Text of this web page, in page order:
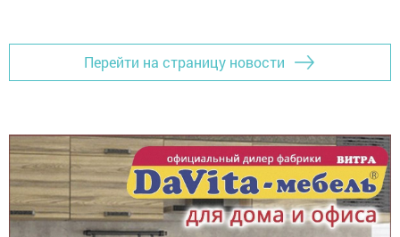
Перейти на страницу новости